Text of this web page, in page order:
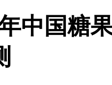
中国糖